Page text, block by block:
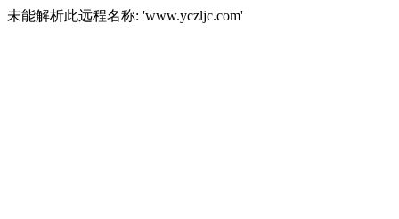
未能解析此远程名称: 'www.yczljc.com'